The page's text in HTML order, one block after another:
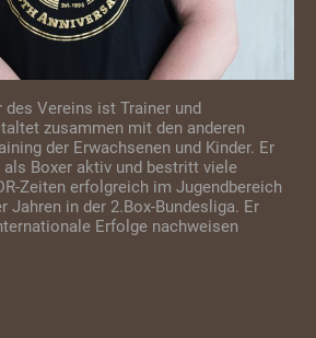
Vereins ist Trainer und
zusammen mit den anderen
der Erwachsenen und Kinder. Er
Boxer aktiv und bestritt viele
Zeiten erfolgreich im Jugendbereich
Jahren in der 2.Box-Bundesliga. Er
Erfolge nachweisen